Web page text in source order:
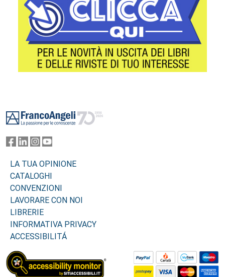
LA TUA OPINIONE
CATALOGHI
CONVENZIONI
LAVORARE CON NOI
LIBRERIE
INFORMATIVA PRIVACY
ACCESSIBILITÁ